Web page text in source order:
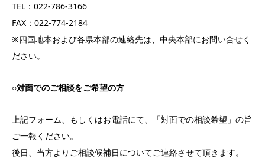
TEL：022-786-3166
FAX：022-774-2184
※四国地本および各県本部の連絡先は、中央本部にお問い合せく
ださい。
○対面でのご相談をご希望の方
上記フォーム、もしくはお電話にて、「対面での相談希望」の旨
ご一報ください。
後日、当方よりご相談候補日についてご連絡させて頂きます。